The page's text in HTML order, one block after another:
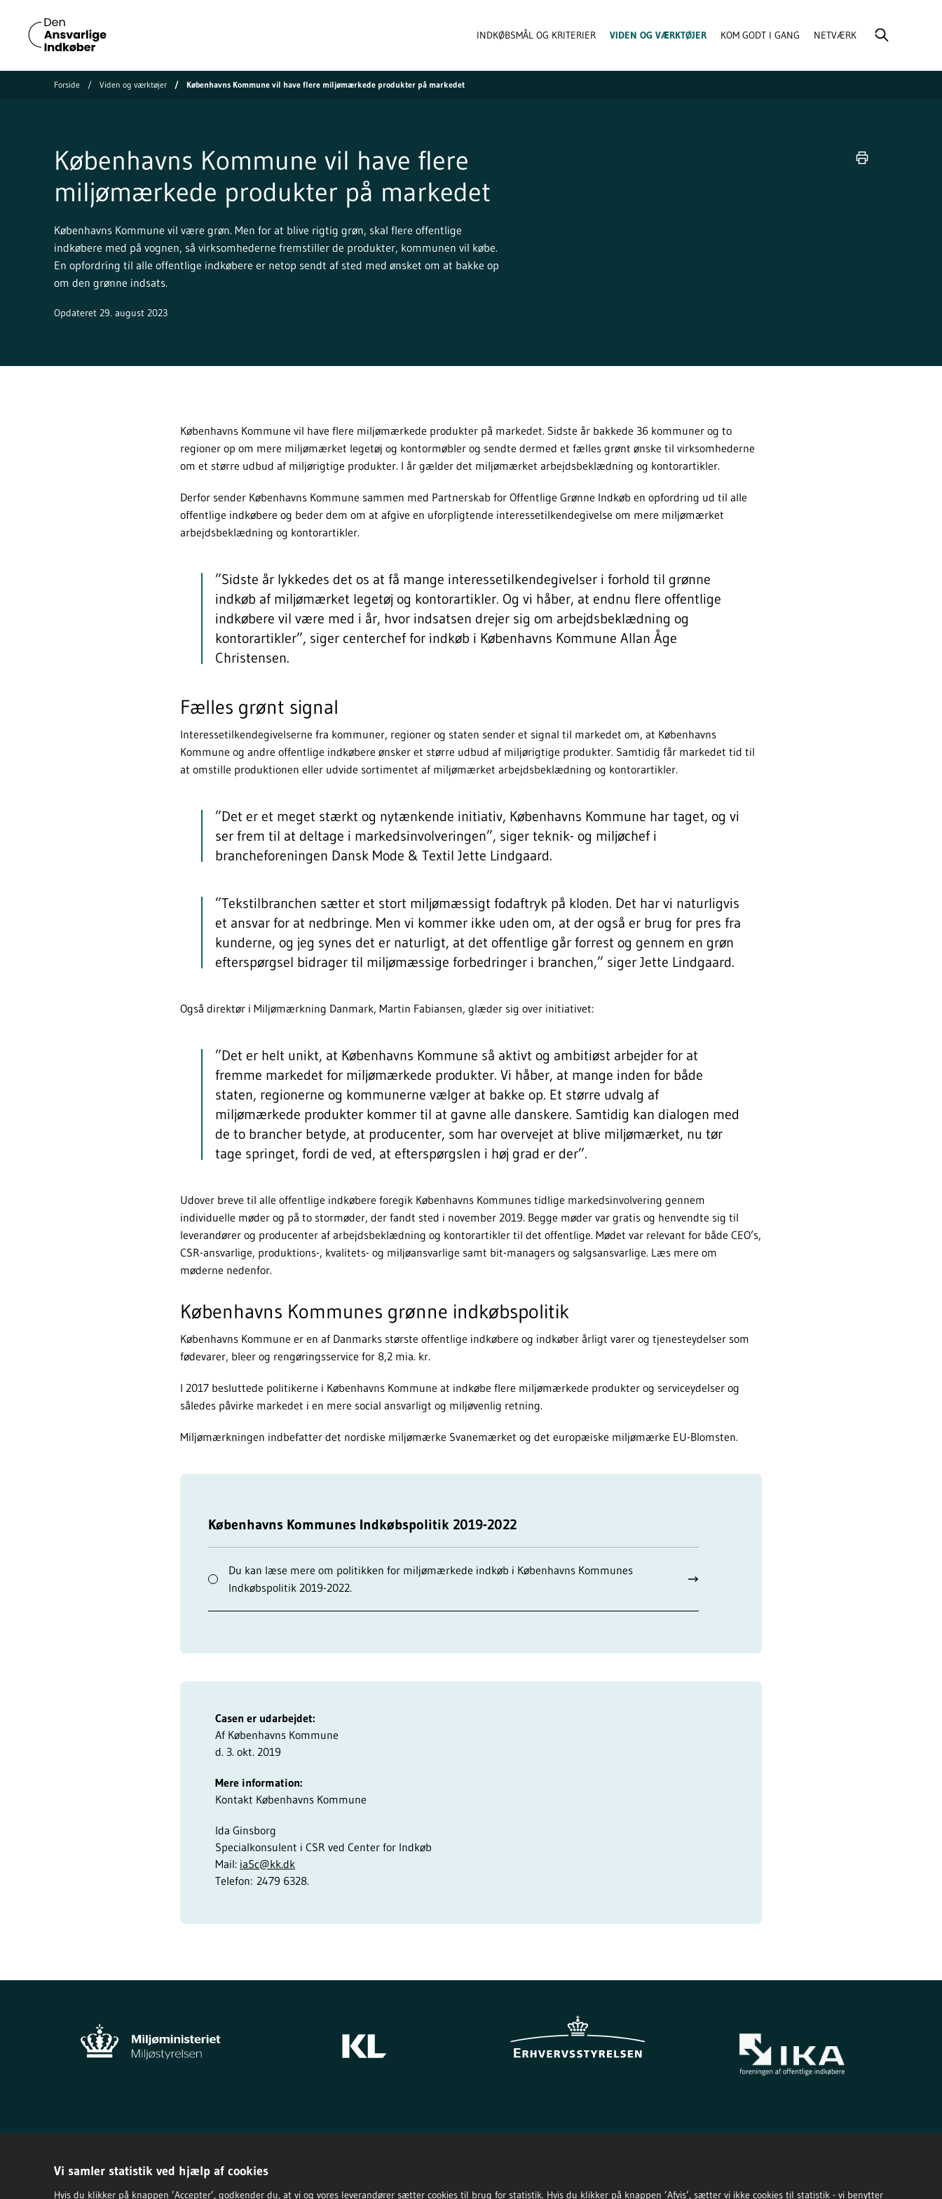
Vi samler statistik ved hjælp af cookies
Hvis du klikker på knappen ’Accepter’, godkender du, at vi og vores leverandører sætter cookies til brug for statistik. Hvis du klikker på knappen ’Afvis’, sætter vi ikke cookies til statistik - vi benytter
INDKØBSMÅL OG KRITERIER VIDEN OG VÆRKTØJER KOM GODT I GANG NETVÆRK
Forside Viden og værktøjer Københavns Kommune vil have flere miljømærkede produkter på markedet
Københavns Kommune vil have flere
miljømærkede produkter på markedet
Københavns Kommune vil være grøn. Men for at blive rigtig grøn, skal flere offentlige
indkøbere med på vognen, så virksomhederne fremstiller de produkter, kommunen vil købe.
En opfordring til alle offentlige indkøbere er netop sendt af sted med ønsket om at bakke op
om den grønne indsats.
Opdateret 29. august 2023
Københavns Kommune vil have flere miljømærkede produkter på markedet. Sidste år bakkede 36 kommuner og to
regioner op om mere miljømærket legetøj og kontormøbler og sendte dermed et fælles grønt ønske til virksomhederne
om et større udbud af miljørigtige produkter. I år gælder det miljømærket arbejdsbeklædning og kontorartikler.
Derfor sender Københavns Kommune sammen med Partnerskab for Offentlige Grønne Indkøb en opfordring ud til alle
offentlige indkøbere og beder dem om at afgive en uforpligtende interessetilkendegivelse om mere miljømærket
arbejdsbeklædning og kontorartikler.
”Sidste år lykkedes det os at få mange interessetilkendegivelser i forhold til grønne
indkøb af miljømærket legetøj og kontorartikler. Og vi håber, at endnu flere offentlige
indkøbere vil være med i år, hvor indsatsen drejer sig om arbejdsbeklædning og
kontorartikler”, siger centerchef for indkøb i Københavns Kommune Allan Åge
Christensen.
Fælles grønt signal
Interessetilkendegivelserne fra kommuner, regioner og staten sender et signal til markedet om, at Københavns
Kommune og andre offentlige indkøbere ønsker et større udbud af miljørigtige produkter. Samtidig får markedet tid til
at omstille produktionen eller udvide sortimentet af miljømærket arbejdsbeklædning og kontorartikler.
”Det er et meget stærkt og nytænkende initiativ, Københavns Kommune har taget, og vi
ser frem til at deltage i markedsinvolveringen”, siger teknik- og miljøchef i
brancheforeningen Dansk Mode & Textil Jette Lindgaard.
”Tekstilbranchen sætter et stort miljømæssigt fodaftryk på kloden. Det har vi naturligvis
et ansvar for at nedbringe. Men vi kommer ikke uden om, at der også er brug for pres fra
kunderne, og jeg synes det er naturligt, at det offentlige går forrest og gennem en grøn
efterspørgsel bidrager til miljømæssige forbedringer i branchen,” siger Jette Lindgaard.
Også direktør i Miljømærkning Danmark, Martin Fabiansen, glæder sig over initiativet:
”Det er helt unikt, at Københavns Kommune så aktivt og ambitiøst arbejder for at
fremme markedet for miljømærkede produkter. Vi håber, at mange inden for både
staten, regionerne og kommunerne vælger at bakke op. Et større udvalg af
miljømærkede produkter kommer til at gavne alle danskere. Samtidig kan dialogen med
de to brancher betyde, at producenter, som har overvejet at blive miljømærket, nu tør
tage springet, fordi de ved, at efterspørgslen i høj grad er der”.
Udover breve til alle offentlige indkøbere foregik Københavns Kommunes tidlige markedsinvolvering gennem
individuelle møder og på to stormøder, der fandt sted i november 2019. Begge møder var gratis og henvendte sig til
leverandører og producenter af arbejdsbeklædning og kontorartikler til det offentlige. Mødet var relevant for både CEO’s,
CSR-ansvarlige, produktions-, kvalitets- og miljøansvarlige samt bit-managers og salgsansvarlige. Læs mere om
møderne nedenfor.
Københavns Kommunes grønne indkøbspolitik
Københavns Kommune er en af Danmarks største offentlige indkøbere og indkøber årligt varer og tjenesteydelser som
fødevarer, bleer og rengøringsservice for 8,2 mia. kr.
I 2017 besluttede politikerne i Københavns Kommune at indkøbe flere miljømærkede produkter og serviceydelser og
således påvirke markedet i en mere social ansvarligt og miljøvenlig retning.
Miljømærkningen indbefatter det nordiske miljømærke Svanemærket og det europæiske miljømærke EU-Blomsten.
Københavns Kommunes Indkøbspolitik 2019-2022
Du kan læse mere om politikken for miljømærkede indkøb i Københavns Kommunes
Indkøbspolitik 2019-2022.
Casen er udarbejdet:
Af Københavns Kommune
d. 3. okt. 2019
Mere information:
Kontakt Københavns Kommune
Ida Ginsborg
Specialkonsulent i CSR ved Center for Indkøb
Mail: ia5c@kk.dk
Telefon: 2479 6328.